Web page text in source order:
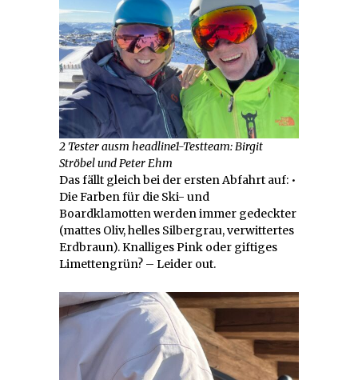
2 Tester ausm headline1-Testteam: Birgit
Ströbel und Peter Ehm
Das fällt gleich bei der ersten Abfahrt auf: •
Die Farben für die Ski- und
Boardklamotten werden immer gedeckter
(mattes Oliv, helles Silbergrau, verwittertes
Erdbraun). Knalliges Pink oder giftiges
Limettengrün? – Leider out.